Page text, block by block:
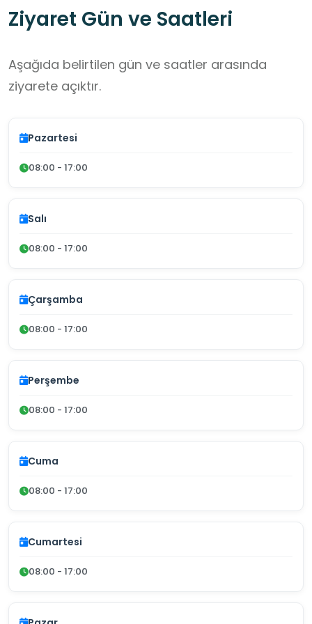
ve doğal alanların korunması konularında
Ziyaret Gün ve Saatleri
Aşağıda belirtilen gün ve saatler arasında
ziyarete açıktır.
Pazartesi
08:00 - 17:00
Salı
08:00 - 17:00
Çarşamba
08:00 - 17:00
Perşembe
08:00 - 17:00
Cuma
08:00 - 17:00
Cumartesi
08:00 - 17:00